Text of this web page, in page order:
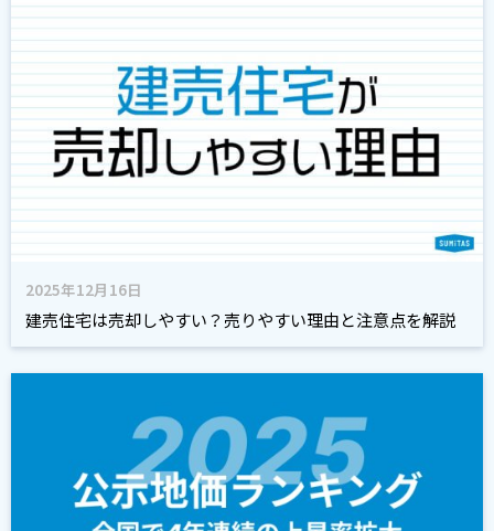
2025年12月16日
建売住宅は売却しやすい？売りやすい理由と注意点を解説